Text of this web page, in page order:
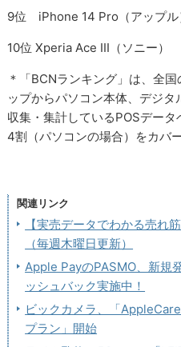
9位 iPhone 14 Pro（アップル
10位 Xperia Ace III（ソニー）
＊「BCNランキング」は、全
ップからパソコン本体、デジ
収集・集計しているPOSデー
4割（パソコンの場合）をカバ
関連リンク
【実売データでわかる売れ
（毎週木曜日更新）
Apple PayのPASMO、新規
ッシュバック実施中！
ビックカメラ、「
プラン」開始